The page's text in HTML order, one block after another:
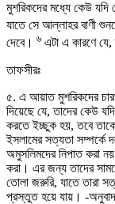
মুশরিকদের মধ্যে কেউ যদি
যাতে সে আল্লাহর বাণী
দেবে। ৬ এটা এ কারণে
তাফসীরঃ
৫. এ আয়াত মুশরিকদের
দিয়েছে যে, তাদের কেউ
করতে ইচ্ছুক হয়, তবে
ইসলামের সত্যতা সম্পর্কে
অমুসলিমদের নিপাত করা
করা। এর জন্য তাদের
তোলা জরুরি, যাতে তারা
প্রস্তুত হয়ে যায়। -